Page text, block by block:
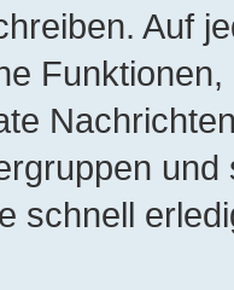
Auf
schnell